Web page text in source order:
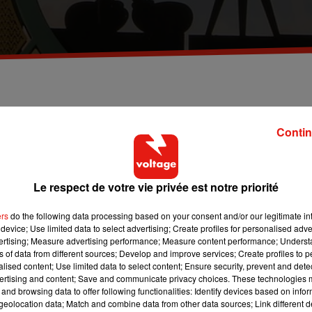
les deux, la moitié des wagons condamnés.
la Vallée espère rouvrir cet été.
d’Euro Disney aimerait rouvrir le plus tôt possible ses
les équipes encore présentes s’activent pour préparer au
en zone rouge (au contraire du Puy du Fou qui rouvre le 11
plusieurs solutions en vue de la réouverture. Le
la fois dans les parcs pour respecter l’interdiction de
de sécurité seraient appliquées dans les files d’attentes et
Le respect de votre vie privée est notre priorité
do the following data processing based on your consent and/or our legitimate
Use limited data to select advertising; Create profiles for personalised
Measure advertising performance; Measure content performance;
of data from different sources; Develop and improve services; Create profiles to
content; Use limited data to select content; Ensure security, prevent and
and content; Save and communicate privacy choices. These technologies
browsing data to offer following functionalities: Identify devices based on
data; Match and combine data from other data sources; Link different